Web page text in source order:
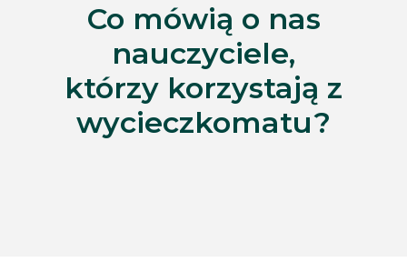
Co mówią o nas
nauczyciele,
którzy korzystają z
wycieczkomatu?